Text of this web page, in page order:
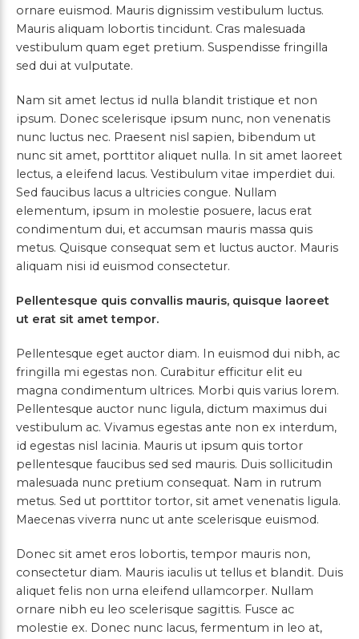
ornare euismod. Mauris dignissim vestibulum luctus.
Mauris aliquam lobortis tincidunt. Cras malesuada
vestibulum quam eget pretium. Suspendisse fringilla
sed dui at vulputate.
Nam sit amet lectus id nulla blandit tristique et non
ipsum. Donec scelerisque ipsum nunc, non venenatis
nunc luctus nec. Praesent nisl sapien, bibendum ut
nunc sit amet, porttitor aliquet nulla. In sit amet laoreet
lectus, a eleifend lacus. Vestibulum vitae imperdiet dui.
Sed faucibus lacus a ultricies congue. Nullam
elementum, ipsum in molestie posuere, lacus erat
condimentum dui, et accumsan mauris massa quis
metus. Quisque consequat sem et luctus auctor. Mauris
aliquam nisi id euismod consectetur.
Pellentesque quis convallis mauris, quisque laoreet
ut erat sit amet tempor.
Pellentesque eget auctor diam. In euismod dui nibh, ac
fringilla mi egestas non. Curabitur efficitur elit eu
magna condimentum ultrices. Morbi quis varius lorem.
Pellentesque auctor nunc ligula, dictum maximus dui
vestibulum ac. Vivamus egestas ante non ex interdum,
id egestas nisl lacinia. Mauris ut ipsum quis tortor
pellentesque faucibus sed sed mauris. Duis sollicitudin
malesuada nunc pretium consequat. Nam in rutrum
metus. Sed ut porttitor tortor, sit amet venenatis ligula.
Maecenas viverra nunc ut ante scelerisque euismod.
Donec sit amet eros lobortis, tempor mauris non,
consectetur diam. Mauris iaculis ut tellus et blandit. Duis
aliquet felis non urna eleifend ullamcorper. Nullam
ornare nibh eu leo scelerisque sagittis. Fusce ac
molestie ex. Donec nunc lacus, fermentum in leo at,